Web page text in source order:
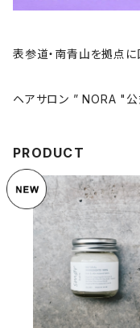
表参道・南青山を拠点
ヘアサロン ” NORA "公
PRODUCT